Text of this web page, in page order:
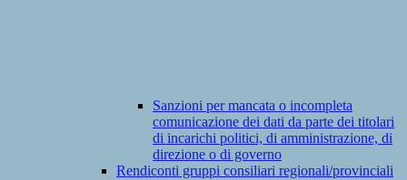
Sanzioni per mancata o incompleta
comunicazione dei dati da parte dei titolari
di incarichi politici, di amministrazione, di
direzione o di governo
Rendiconti gruppi consiliari regionali/provinciali